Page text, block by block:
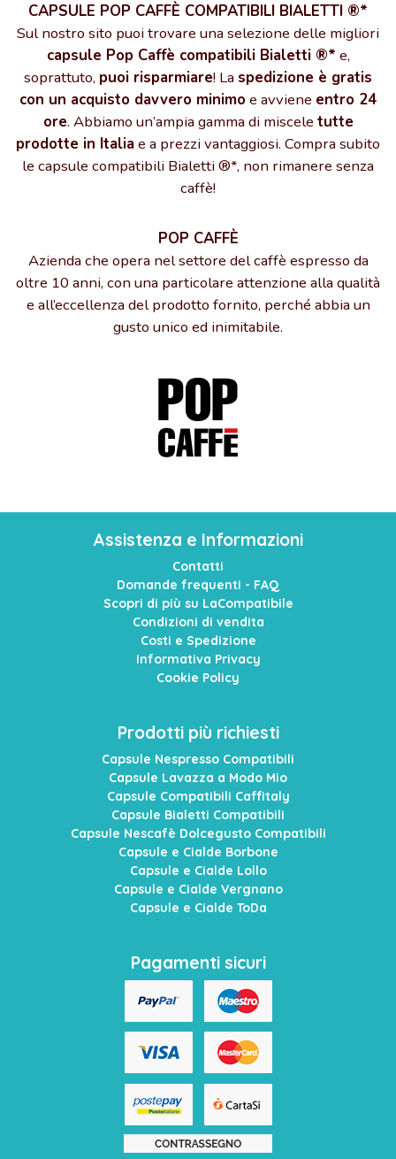
CAPSULE POP CAFFÈ COMPATIBILI BIALETTI ®*
Sul nostro sito puoi trovare una selezione delle migliori
capsule Pop Caffè compatibili Bialetti ®* e,
soprattuto, puoi risparmiare! La spedizione è gratis
con un acquisto davvero minimo e avviene entro 24
ore. Abbiamo un’ampia gamma di miscele tutte
prodotte in Italiae a prezzi vantaggiosi. Compra subito
le capsule compatibili Bialetti ®*, non rimanere senza
caffè!
POP CAFFÈ
Azienda che opera nel settore del caffè espresso da
oltre 10 anni, con una particolare attenzione alla qualità
e all’eccellenza del prodotto fornito, perché abbia un
gusto unico ed inimitabile.
Assistenza e Informazioni
Contatti
Domande frequenti - FAQ
Scopri di più su LaCompatibile
Condizioni di vendita
Costi e Spedizione
Informativa Privacy
Cookie Policy
Prodotti più richiesti
Capsule Nespresso Compatibili
Capsule Lavazza a Modo Mio
Capsule Compatibili Caffitaly
Capsule Bialetti Compatibili
Capsule Nescafè Dolcegusto Compatibili
Capsule e Cialde Borbone
Capsule e Cialde Lollo
Capsule e Cialde Vergnano
Capsule e Cialde ToDa
Pagamenti sicuri